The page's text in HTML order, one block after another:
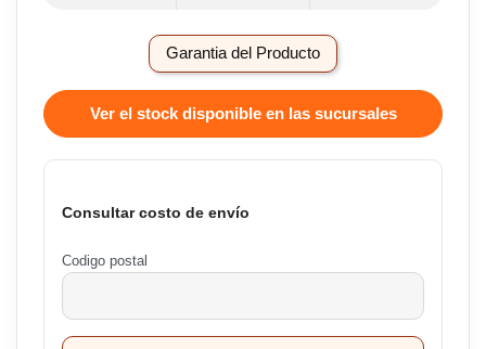
Garantia del Producto
Ver el stock disponible en las sucursales
Consultar costo de envío
Codigo postal